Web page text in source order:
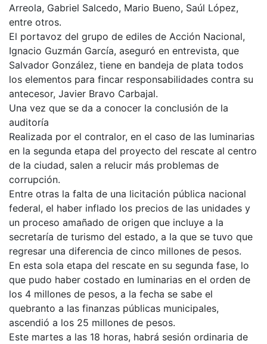
Arreola, Gabriel Salcedo, Mario Bueno, Saúl López,
entre otros.
El portavoz del grupo de ediles de Acción Nacional,
Ignacio Guzmán García, aseguró en entrevista, que
Salvador González, tiene en bandeja de plata todos
los elementos para fincar responsabilidades contra su
antecesor, Javier Bravo Carbajal.
Una vez que se da a conocer la conclusión de la
auditoría
Realizada por el contralor, en el caso de las luminarias
en la segunda etapa del proyecto del rescate al centro
de la ciudad, salen a relucir más problemas de
corrupción.
Entre otras la falta de una licitación pública nacional
federal, el haber inflado los precios de las unidades y
un proceso amañado de origen que incluye a la
secretaría de turismo del estado, a la que se tuvo que
regresar una diferencia de cinco millones de pesos.
En esta sola etapa del rescate en su segunda fase, lo
que pudo haber costado en luminarias en el orden de
los 4 millones de pesos, a la fecha se sabe el
quebranto a las finanzas públicas municipales,
ascendió a los 25 millones de pesos.
Este martes a las 18 horas, habrá sesión ordinaria de